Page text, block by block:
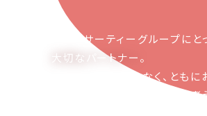
ピアーサーティーグループにと
大切なパートナー。
お取引の関係ではなく、とも
かち合える関係でありたいと考